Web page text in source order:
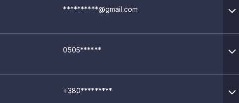
**********@gmail.com
0505******
+380*********